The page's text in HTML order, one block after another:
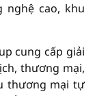
nghệ cao, khu
cung cấp giải
thương mại,
thương mại tự